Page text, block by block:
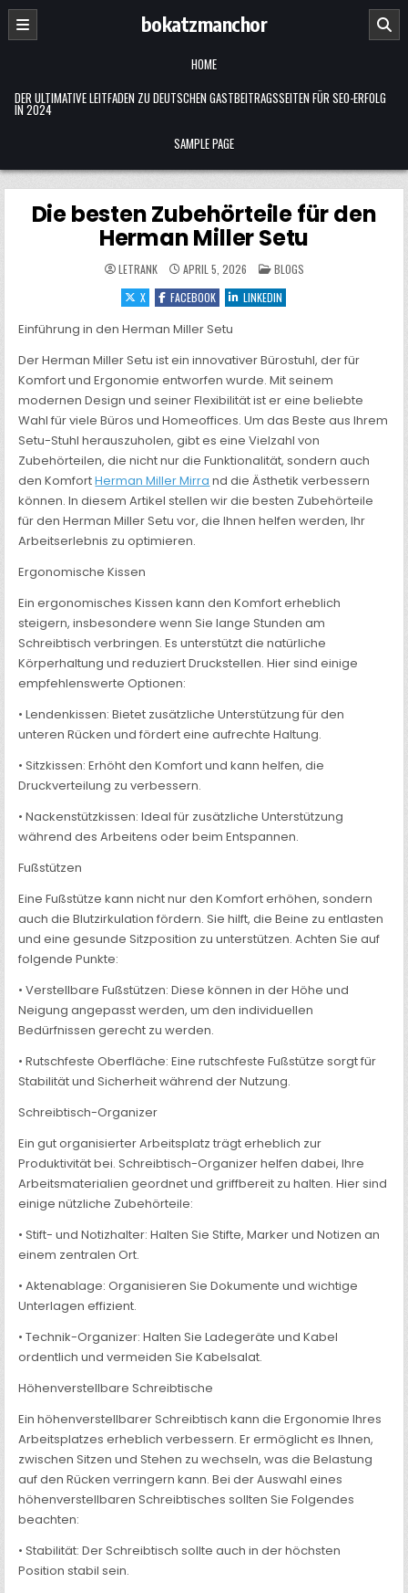
Skip
content
bokatzmanchor
HOME
DER ULTIMATIVE LEITFADEN ZU DEUTSCHEN GASTBEITRAGSSEITEN FÜR SEO-ERFOLG
IN 2024
SAMPLE PAGE
Die besten Zubehörteile für den
Herman Miller Setu
LETRANK APRIL 5, 2026 POSTED
IN
BLOGS
X
FACEBOOK LINKEDIN
Einführung in den Herman Miller Setu
Der Herman Miller Setu ist ein innovativer Bürostuhl, der für
Komfort und Ergonomie entworfen wurde. Mit seinem
modernen Design und seiner Flexibilität ist er eine beliebte
Wahl für viele Büros und Homeoffices. Um das Beste aus Ihrem
Setu-Stuhl herauszuholen, gibt es eine Vielzahl von
Zubehörteilen, die nicht nur die Funktionalität, sondern auch
den KomfortHerman Miller Mirra nd die Ästhetik verbessern
können. In diesem Artikel stellen wir die besten Zubehörteile
für den Herman Miller Setu vor, die Ihnen helfen werden, Ihr
Arbeitserlebnis zu optimieren.
Ergonomische Kissen
Ein ergonomisches Kissen kann den Komfort erheblich
steigern, insbesondere wenn Sie lange Stunden am
Schreibtisch verbringen. Es unterstützt die natürliche
Körperhaltung und reduziert Druckstellen. Hier sind einige
empfehlenswerte Optionen:
• Lendenkissen: Bietet zusätzliche Unterstützung für den
unteren Rücken und fördert eine aufrechte Haltung.
• Sitzkissen: Erhöht den Komfort und kann helfen, die
Druckverteilung zu verbessern.
• Nackenstützkissen: Ideal für zusätzliche Unterstützung
während des Arbeitens oder beim Entspannen.
Fußstützen
Eine Fußstütze kann nicht nur den Komfort erhöhen, sondern
auch die Blutzirkulation fördern. Sie hilft, die Beine zu entlasten
und eine gesunde Sitzposition zu unterstützen. Achten Sie auf
folgende Punkte:
• Verstellbare Fußstützen: Diese können in der Höhe und
Neigung angepasst werden, um den individuellen
Bedürfnissen gerecht zu werden.
• Rutschfeste Oberfläche: Eine rutschfeste Fußstütze sorgt für
Stabilität und Sicherheit während der Nutzung.
Schreibtisch-Organizer
Ein gut organisierter Arbeitsplatz trägt erheblich zur
Produktivität bei. Schreibtisch-Organizer helfen dabei, Ihre
Arbeitsmaterialien geordnet und griffbereit zu halten. Hier sind
einige nützliche Zubehörteile:
• Stift- und Notizhalter: Halten Sie Stifte, Marker und Notizen an
einem zentralen Ort.
• Aktenablage: Organisieren Sie Dokumente und wichtige
Unterlagen effizient.
• Technik-Organizer: Halten Sie Ladegeräte und Kabel
ordentlich und vermeiden Sie Kabelsalat.
Höhenverstellbare Schreibtische
Ein höhenverstellbarer Schreibtisch kann die Ergonomie Ihres
Arbeitsplatzes erheblich verbessern. Er ermöglicht es Ihnen,
zwischen Sitzen und Stehen zu wechseln, was die Belastung
auf den Rücken verringern kann. Bei der Auswahl eines
höhenverstellbaren Schreibtisches sollten Sie Folgendes
beachten:
• Stabilität: Der Schreibtisch sollte auch in der höchsten
Position stabil sein.